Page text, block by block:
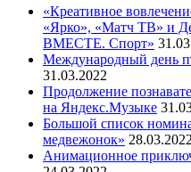
«Креативное
«Ярко», «Матч ТВ» и
ВМЕСТЕ. Спорт»
Международный день
31.03.2022
Продолжение
на Яндекс.Музыке
Большой список
медвежонок»
Анимационное